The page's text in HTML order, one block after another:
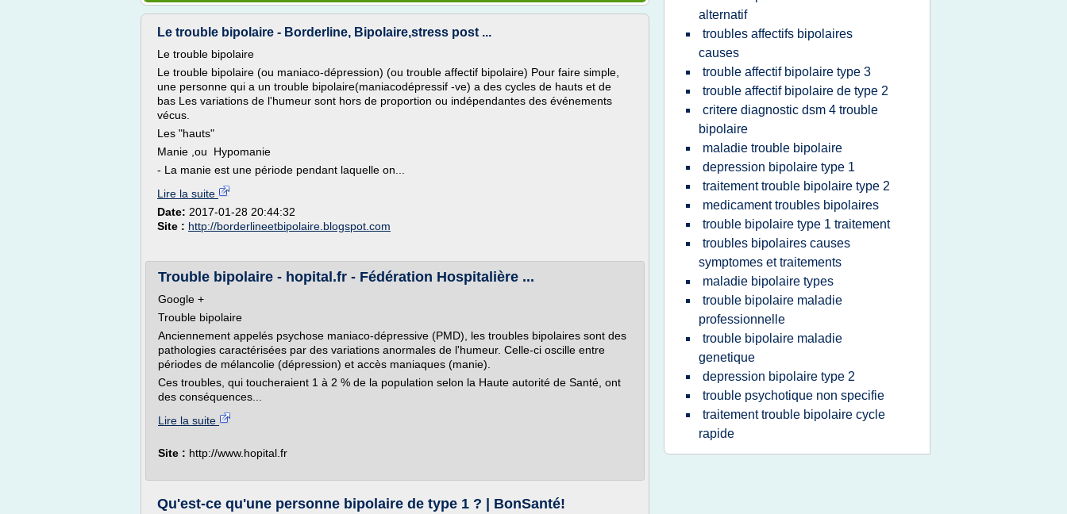
Le trouble bipolaire - Borderline, Bipolaire,stress post ...
Le trouble bipolaire
Le trouble bipolaire (ou maniaco-dépression) (ou trouble affectif bipolaire) Pour faire simple,
une personne qui a un trouble bipolaire(maniacodépressif -ve) a des cycles de hauts et de
bas Les variations de l'humeur sont hors de proportion ou indépendantes des événements
vécus.
Les "hauts"
Manie ,ou Hypomanie
- La manie est une période pendant laquelle on...
Lire la suite
Date: 2017-01-28 20:44:32
Site : http://borderlineetbipolaire.blogspot.com
Trouble bipolaire - hopital.fr - Fédération Hospitalière ...
Google +
Trouble bipolaire
Anciennement appelés psychose maniaco-dépressive (PMD), les troubles bipolaires sont des
pathologies caractérisées par des variations anormales de l'humeur. Celle-ci oscille entre
périodes de mélancolie (dépression) et accès maniaques (manie).
Ces troubles, qui toucheraient 1 à 2 % de la population selon la Haute autorité de Santé, ont
des conséquences...
Lire la suite
Site : http://www.hopital.fr
Qu'est-ce qu'une personne bipolaire de type 1 ? | BonSanté!
alternatif
troubles affectifs bipolaires
causes
trouble affectif bipolaire type 3
trouble affectif bipolaire de type 2
critere diagnostic dsm 4 trouble
bipolaire
maladie trouble bipolaire
depression bipolaire type 1
traitement trouble bipolaire type 2
medicament troubles bipolaires
trouble bipolaire type 1 traitement
troubles bipolaires causes
symptomes et traitements
maladie bipolaire types
trouble bipolaire maladie
professionnelle
trouble bipolaire maladie
genetique
depression bipolaire type 2
trouble psychotique non specifie
traitement trouble bipolaire cycle
rapide